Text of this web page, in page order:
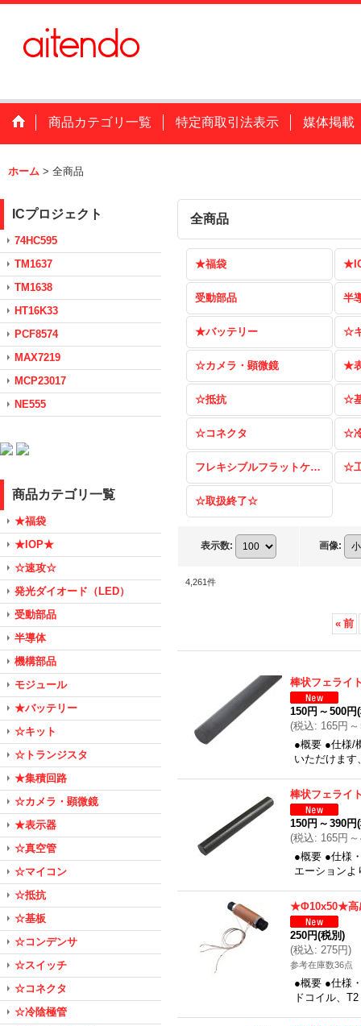
商品カテゴリ一覧 特定商取引法表示 媒体掲載
ホーム > 全商品
ICプロジェクト
74HC595
TM1637
TM1638
HT16K33
PCF8574
MAX7219
MCP23017
NE555
商品カテゴリ一覧
★福袋
★IOP★
☆速攻☆
発光ダイオード（LED）
受動部品
半導体
機構部品
モジュール
★バッテリー
☆キット
☆トランジスタ
★集積回路
☆カメラ・顕微鏡
★表示器
☆真空管
☆マイコン
☆抵抗
☆基板
☆コンデンサ
☆スイッチ
☆コネクタ
☆冷陰極管
全商品
★福袋
受動部品 半
★バッテリー ☆
☆カメラ・顕微鏡 ★
☆抵抗 ☆
☆コネクタ ☆
フレキシブルフラットケーブル（FFC） ☆
☆取扱終了☆
表示数: 画像:
4,261件
« 前
棒状フェラ
150円 ～ 500円
(税込: 165円 ～
●概要 ●仕様/
いただけま
棒状フェラ
150円 ～ 390円
(税込: 165円 ～
●概要 ●仕様
エーション
★Φ10x50★高
250円(税別)
(税込: 275円)
参考在庫数36点
●概要 ●仕様
ドコイル、